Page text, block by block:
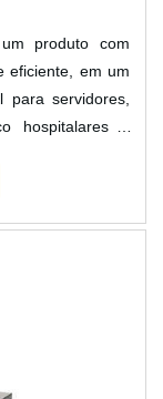
produto com
eficiente, em um
para servidores,
hospitalares e
que toda e